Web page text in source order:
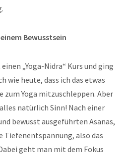
Bewusstsein
„Yoga-Nidra“ Kurs und ging
wie heute, dass ich das etwas
zum Yoga mitzuschleppen. Aber
natürlich Sinn! Nach einer
bewusst ausgeführten Asanas,
Tiefenentspannung, also das
geht man mit dem Fokus